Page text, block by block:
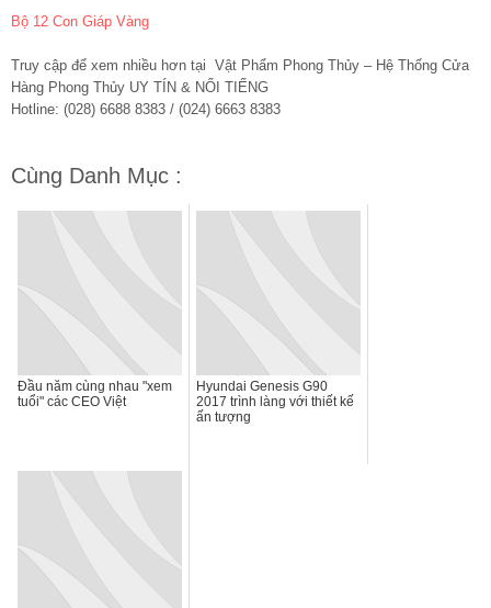
Bộ 12 Con Giáp Vàng
Truy cập để xem nhiều hơn tại Vật Phẩm Phong Thủy – Hệ Thống Cửa
Hàng Phong Thủy UY TÍN & NỔI TIẾNG
Hotline: (028) 6688 8383 / (024) 6663 8383
Cùng Danh Mục :
Đầu năm cùng nhau "xem
tuổi" các CEO Việt
Hyundai Genesis G90
2017 trình làng với thiết kế
ấn tượng